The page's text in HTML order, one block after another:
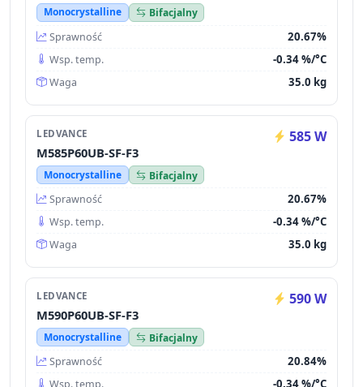
Monocrystalline
Bifacjalny
Sprawność
20.67%
Wsp. temp. -0.34 %/°C
Waga 35.0 kg
LEDVANCE 585 W
M585P60UB-SF-F3
Monocrystalline
Bifacjalny
Sprawność
20.67%
Wsp. temp. -0.34 %/°C
Waga 35.0 kg
LEDVANCE 590 W
M590P60UB-SF-F3
Monocrystalline
Bifacjalny
Sprawność
20.84%
Wsp. temp. -0.34 %/°C